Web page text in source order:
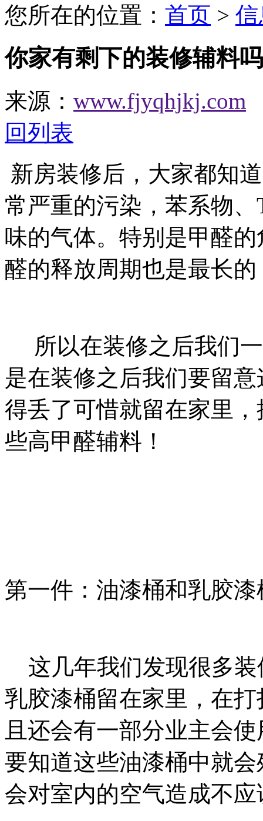
您所在的位置： 首页 >
你家有剩下的装修辅料
来源： www.fjyqhjkj.com
回列表
新房装修后，大家都知
常严重的污染，苯系物
味的气体。特别是甲醛
醛的释放周期也是最长
所以在装修之后我们
是在装修之后我们要留
得丢了可惜就留在家里
些高甲醛辅料！
第一件：油漆桶和乳胶漆
这几年我们发现很多装
乳胶漆桶留在家里，在
且还会有一部分业主会
要知道这些油漆桶中就
会对室内的空气造成不